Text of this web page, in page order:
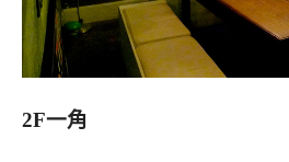
2F一角